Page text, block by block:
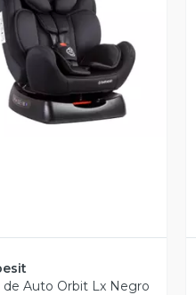
Vista Previa
de Auto Orbit Lx Negro